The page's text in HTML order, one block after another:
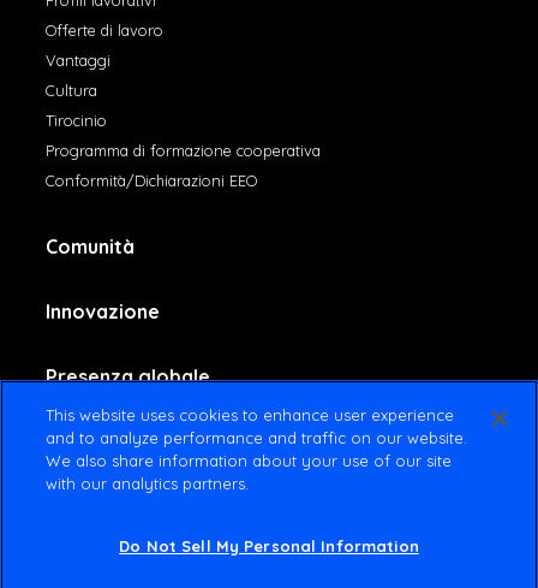
Offerte di lavoro
Vantaggi
Cultura
Tirocinio
Programma di formazione cooperativa
Conformità/Dichiarazioni EEO
Comunità
Innovazione
Presenza globale
Contattaci
This website uses cookies to enhance user experience
and to analyze performance and traffic on our website.
We also share information about your use of our site
with our analytics partners.
Do Not Sell My Personal Information